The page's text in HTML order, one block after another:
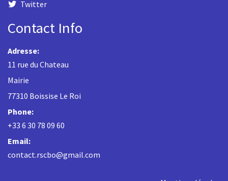
Twitter
Contact Info
Adresse:
11 rue du Chateau
Mairie
77310 Boissise Le Roi
Phone:
+33 6 30 78 09 60
Email:
contact.rscbo@gmail.com